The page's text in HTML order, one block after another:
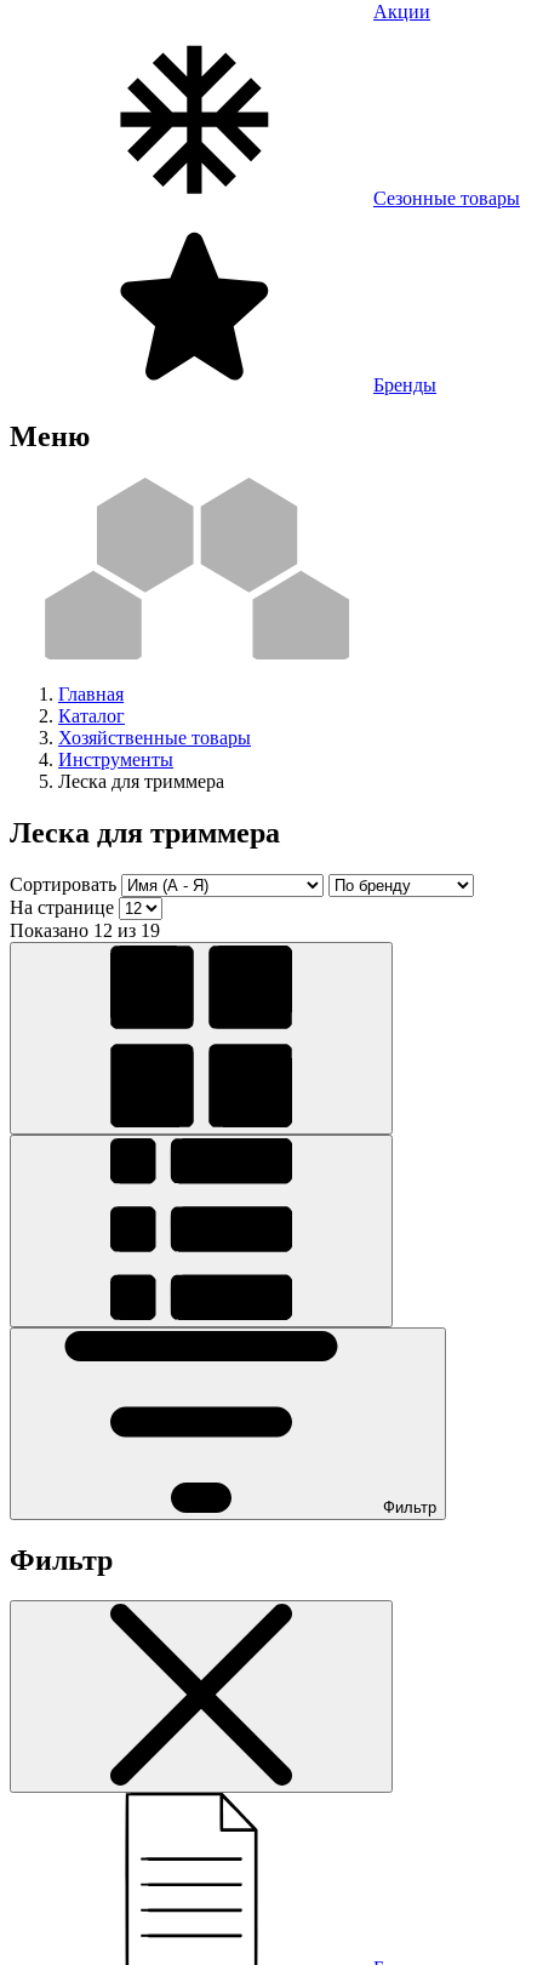
Акции
Сезонные товары
Бренды
Меню
Главная
Каталог
Хозяйственные товары
Инструменты
Леска для триммера
Леска для триммера
Сортировать
На странице
Показано 12 из 19
Фильтр
Фильтр